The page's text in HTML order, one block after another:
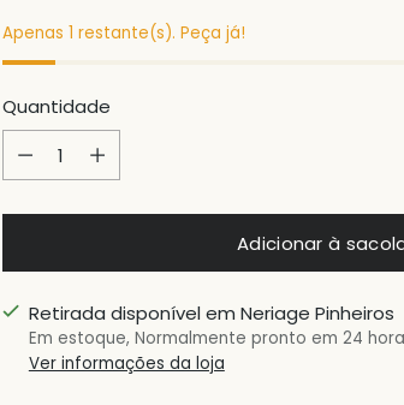
Apenas 1 restante(s). Peça já!
Quantidade
Quantidade
Adicionar à
Retirada disponível em Neriage Pinheiros
Em estoque, Normalmente pronto em 24
Ver informações da loja